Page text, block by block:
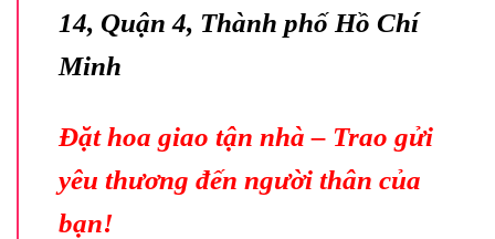
14, Quận 4, Thành phố Hồ Chí
Minh
Đặt hoa giao tận nhà – Trao gửi
yêu thương đến người thân của
bạn!